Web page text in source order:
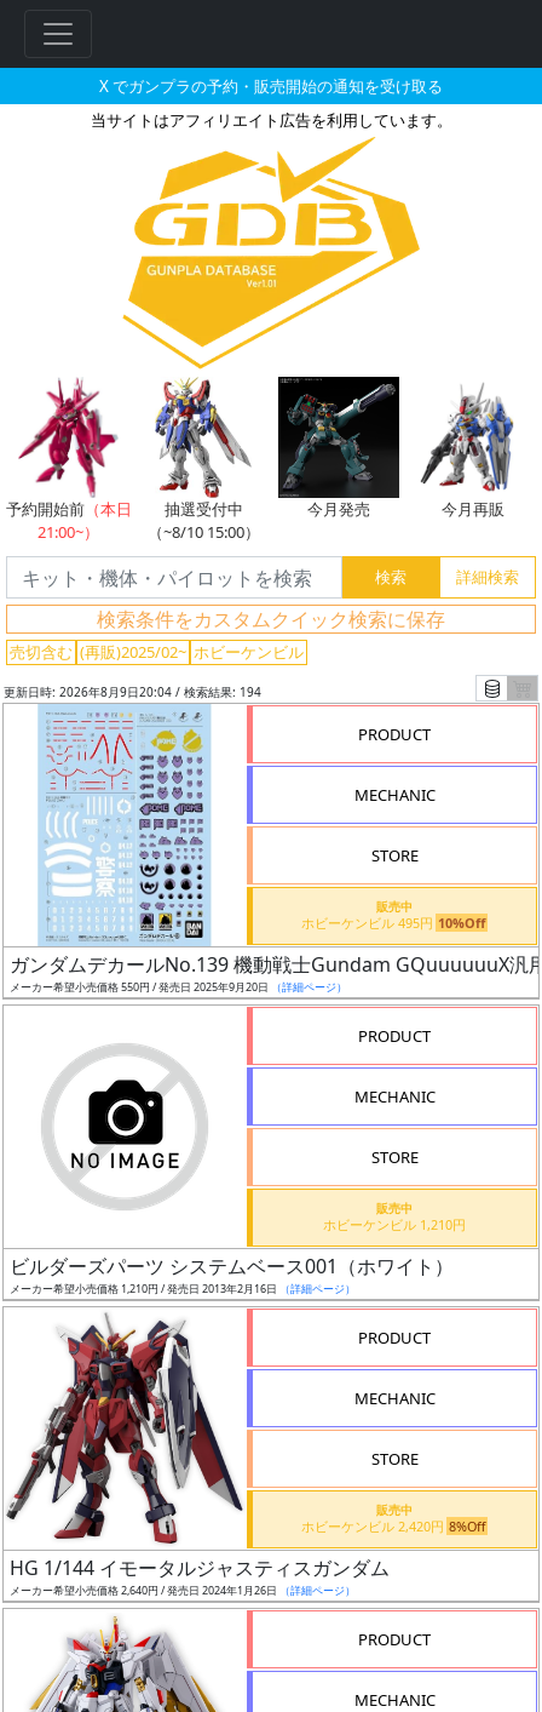
X でガンプラの予約・販売開始の通知を受け取る
当サイトはアフィリエイト広告を利用しています。
ホビーケンビルで2025年02月に
予約開始前（本日
21:00~）
抽選受付中
（~8/10 15:00）
今月発売 今月再販
検索条件をカスタムクイック検索に保存
売切含む (再販)2025/02~ ホビーケンビル
リ
ー
グ
レ
ー
ー
ル
更新日時: 2026年8月9日20:04 / 検索結果: 194
PRODUCT
MECHANIC
STORE
販売中
ホビーケンビル 495円 10%Off
ガンダムデカールNo.139 機動戦士Gundam GQuuuuuuX汎
メーカー希望小売価格 550円 / 発売日 2025年9月20日 （詳細ページ）
PRODUCT
MECHANIC
STORE
販売中
ホビーケンビル 1,210円
ビルダーズパーツ システムベース001（ホワイト）
メーカー希望小売価格 1,210円 / 発売日 2013年2月16日 （詳細ページ）
PRODUCT
MECHANIC
STORE
販売中
ホビーケンビル 2,420円 8%Off
HG 1/144 イモータルジャスティスガンダム
メーカー希望小売価格 2,640円 / 発売日 2024年1月26日 （詳細ページ）
PRODUCT
MECHANIC